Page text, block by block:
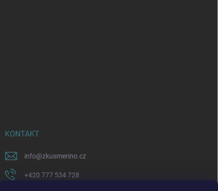
KONTAKT
info@zkusmerino.cz
+420 777 534 728